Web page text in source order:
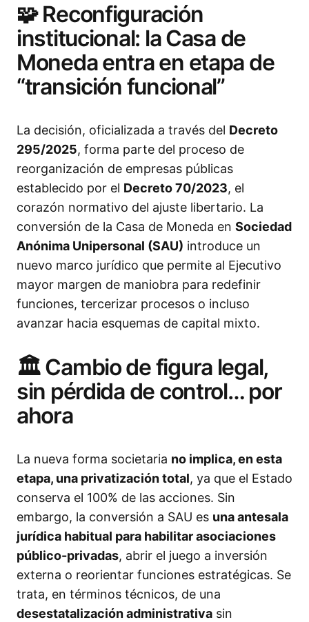
🧩 Reconfiguración
institucional: la Casa de
Moneda entra en etapa de
“transición funcional”
La decisión, oficializada a través del Decreto
295/2025, forma parte del proceso de
reorganización de empresas públicas
establecido por el Decreto 70/2023, el
corazón normativo del ajuste libertario. La
conversión de la Casa de Moneda en Sociedad
Anónima Unipersonal (SAU) introduce un
nuevo marco jurídico que permite al Ejecutivo
mayor margen de maniobra para redefinir
funciones, tercerizar procesos o incluso
avanzar hacia esquemas de capital mixto.
🏛️ Cambio de figura legal,
sin pérdida de control… por
ahora
La nueva forma societaria no implica, en esta
etapa, una privatización total, ya que el Estado
conserva el 100% de las acciones. Sin
embargo, la conversión a SAU es una antesala
jurídica habitual para habilitar asociaciones
público-privadas, abrir el juego a inversión
externa o reorientar funciones estratégicas. Se
trata, en términos técnicos, de una
desestatalización administrativa sin